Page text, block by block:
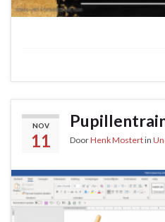
NOV
11 DoorHenk Mostertin